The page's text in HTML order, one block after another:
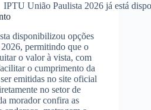
IPTU União Paulista 2026 já está
disponibilizou opções
permitindo que o
o valor à vista, com
o cumprimento da
emitidas no site oficial
no setor de
morador confira as